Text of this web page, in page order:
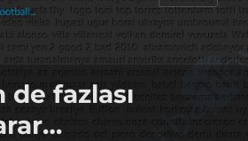
fazlası